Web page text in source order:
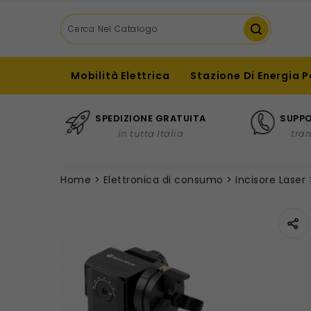
Mobilità Elettrica Stazione Di Energia
SPEDIZIONE GRATUITA
in tutta Italia
Home Elettronica di consumo Incisore Laser